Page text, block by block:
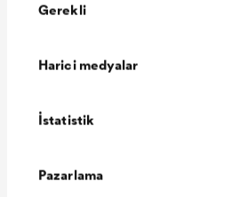
Seçimi
Gerekli
Harici medyalar
İstatistik
Pazarlama
kendinden
kenarlarına
Yangın sınıfı
E (EN
mukavemeti